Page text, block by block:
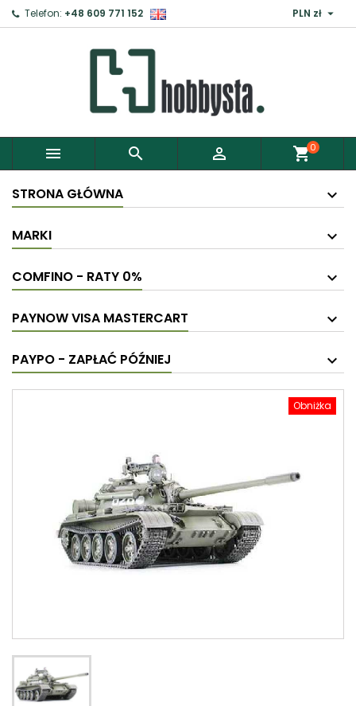
Telefon: +48 609 771 152 PLN zł 
   shopping_cart0
STRONA GŁÓWNA
MARKI
COMFINO - RATY 0%
PAYNOW VISA MASTERCART
PAYPO - ZAPŁAĆ PÓŹNIEJ
Obniżka